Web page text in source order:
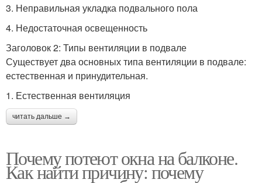
3. Неправильная укладка подвального пола
4. Недостаточная освещенность
Заголовок 2: Типы вентиляции в подвале
Существует два основных типа вентиляции в подвале:
естественная и принудительная.
1. Естественная вентиляция
читать дальше →
Почему потеют окна на балконе.
Как найти причину: почему